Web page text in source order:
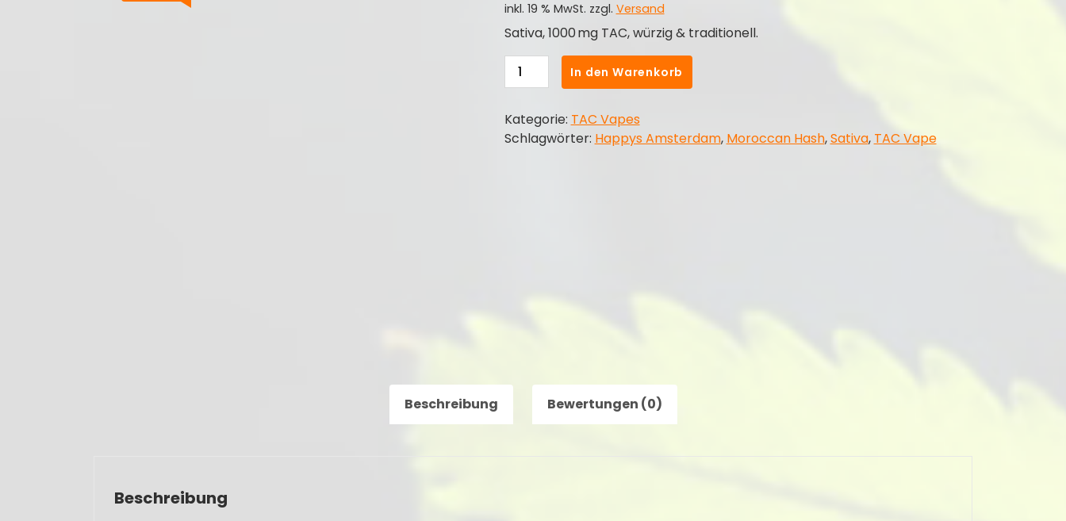
34,99 €
ist:
30,00 €.
inkl. 19 % MwSt. zzgl. Versand
Sativa, 1000 mg TAC, würzig & traditionell.
Moroccan
Hash
TAC
Vape
In den Warenkorb
Kategorie: TAC Vapes
Schlagwörter: Happys Amsterdam, Moroccan Hash,Sativa, TAC Vape
Beschreibung Bewertungen (0)
Beschreibung